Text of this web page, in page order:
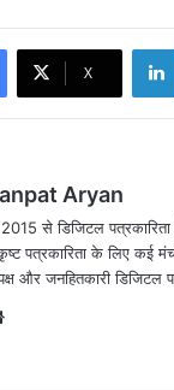
X
Aryan
2015 से डिजिटल
पत्रकारिता के लिए कई
और जनहितकारी डिजिटल